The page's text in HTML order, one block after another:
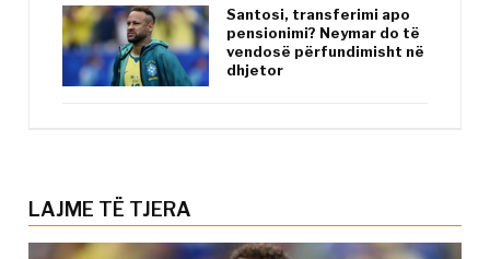
Santosi, transferimi apo
pensionimi? Neymar do të
vendosë përfundimisht në
dhjetor
LAJME TË TJERA